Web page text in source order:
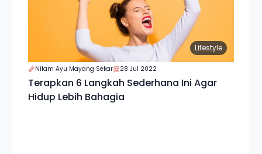
Lifestyle
Nilam Ayu Mayang Sekar 28 Jul 2022
Terapkan 6 Langkah Sederhana Ini Agar
Hidup Lebih Bahagia